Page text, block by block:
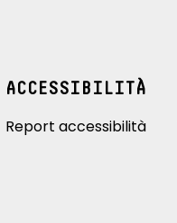
ACCESSIBILITÀ
Report accessibilità